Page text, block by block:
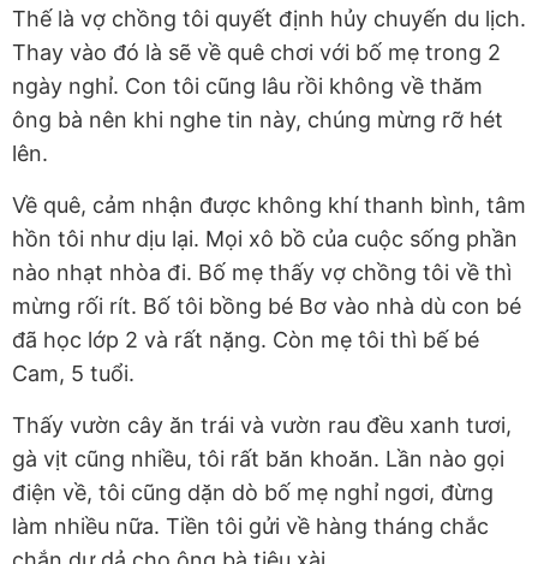
Thế là vợ chồng tôi quyết định hủy chuyến du lịch.
Thay vào đó là sẽ về quê chơi với bố mẹ trong 2
ngày nghỉ. Con tôi cũng lâu rồi không về thăm
ông bà nên khi nghe tin này, chúng mừng rỡ hét
lên.
Về quê, cảm nhận được không khí thanh bình, tâm
hồn tôi như dịu lại. Mọi xô bồ của cuộc sống phần
nào nhạt nhòa đi. Bố mẹ thấy vợ chồng tôi về thì
mừng rối rít. Bố tôi bồng bé Bơ vào nhà dù con bé
đã học lớp 2 và rất nặng. Còn mẹ tôi thì bế bé
Cam, 5 tuổi.
Thấy vườn cây ăn trái và vườn rau đều xanh tươi,
gà vịt cũng nhiều, tôi rất băn khoăn. Lần nào gọi
điện về, tôi cũng dặn dò bố mẹ nghỉ ngơi, đừng
làm nhiều nữa. Tiền tôi gửi về hàng tháng chắc